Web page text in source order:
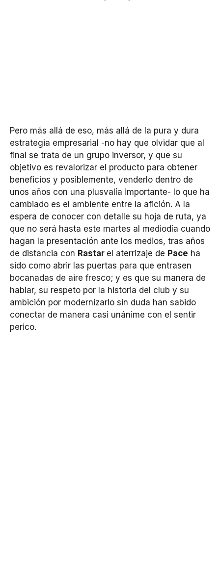
Pero más allá de eso, más allá de la pura y dura
estrategia empresarial -no hay que olvidar que al
final se trata de un grupo inversor, y que su
objetivo es revalorizar el producto para obtener
beneficios y posiblemente, venderlo dentro de
unos años con una plusvalía importante- lo que ha
cambiado es el ambiente entre la afición. A la
espera de conocer con detalle su hoja de ruta, ya
que no será hasta este martes al mediodía cuando
hagan la presentación ante los medios, tras años
de distancia con Rastar el aterrizaje de Pace ha
sido como abrir las puertas para que entrasen
bocanadas de aire fresco; y es que su manera de
hablar, su respeto por la historia del club y su
ambición por modernizarlo sin duda han sabido
conectar de manera casi unánime con el sentir
perico.